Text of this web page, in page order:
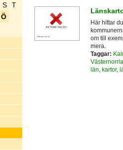
S
T
Ö
Här hittar
om till
mera.
Taggar:
län kartor,